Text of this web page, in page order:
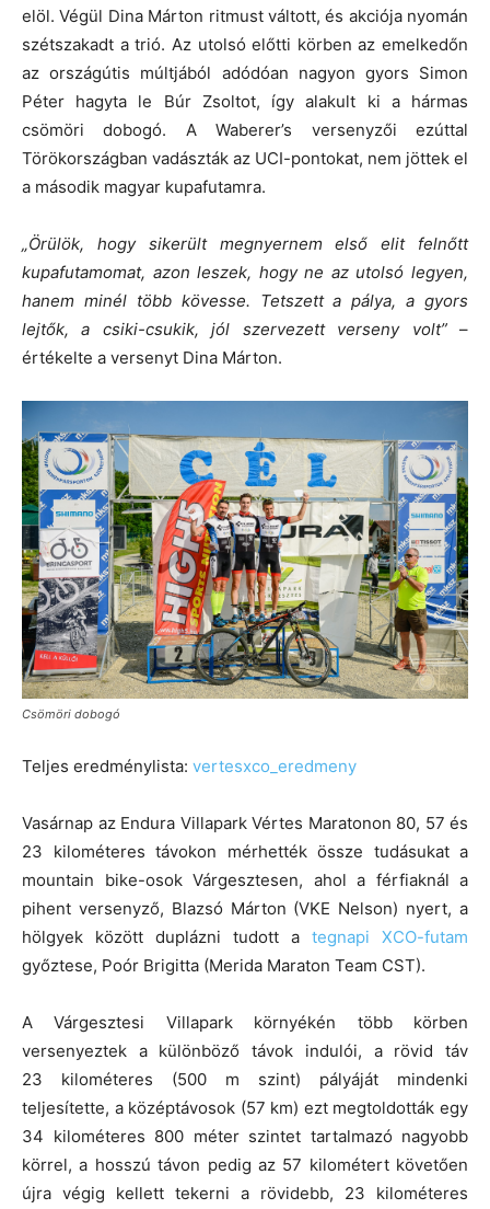
elöl. Végül Dina Márton ritmust váltott, és akciója nyomán
szétszakadt a trió. Az utolsó előtti körben az emelkedőn
az országútis múltjából adódóan nagyon gyors Simon
Péter hagyta le Búr Zsoltot, így alakult ki a hármas
csömöri dobogó. A Waberer’s versenyzői ezúttal
Törökországban vadászták az UCI-pontokat, nem jöttek el
a második magyar kupafutamra.
„Örülök, hogy sikerült megnyernem első elit felnőtt
kupafutamomat, azon leszek, hogy ne az utolsó legyen,
hanem minél több kövesse. Tetszett a pálya, a gyors
lejtők, a csiki-csukik, jól szervezett verseny volt”–
értékelte a versenyt Dina Márton.
Csömöri dobogó
Teljes eredménylista: vertesxco_eredmeny
Vasárnap az Endura Villapark Vértes Maratonon 80, 57 és
23 kilométeres távokon mérhették össze tudásukat a
mountain bike-osok Várgesztesen, ahol a férfiaknál a
pihent versenyző, Blazsó Márton (VKE Nelson) nyert, a
hölgyek között duplázni tudott a tegnapi XCO-futam
győztese, Poór Brigitta (Merida Maraton Team CST).
A Várgesztesi Villapark környékén több körben
versenyeztek a különböző távok indulói, a rövid táv
23 kilométeres (500 m szint) pályáját mindenki
teljesítette, a középtávosok (57 km) ezt megtoldották egy
34 kilométeres 800 méter szintet tartalmazó nagyobb
körrel, a hosszú távon pedig az 57 kilométert követően
újra végig kellett tekerni a rövidebb, 23 kilométeres